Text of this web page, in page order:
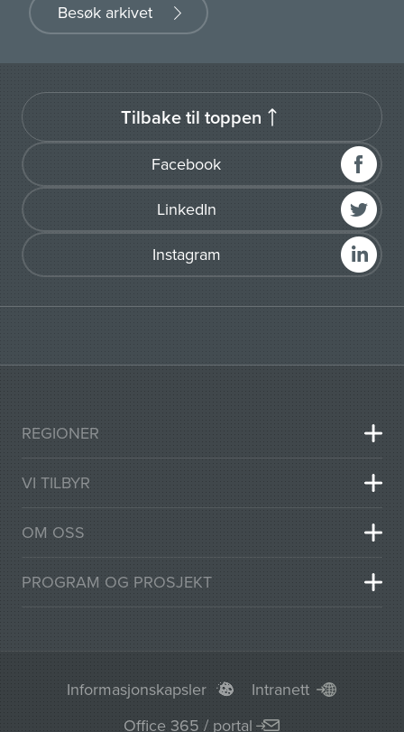
Besøk arkivet
Facebook
LinkedIn
Instagram
Tilbake til toppen
REGIONER
VI TILBYR
OM OSS
PROGRAM OG PROSJEKT
Informasjonskapsler
Intranett
Office 365 / portal